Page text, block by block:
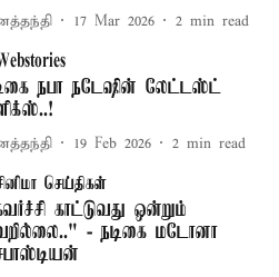
17 Mar 2026 2 min read
நபா நடேஷின் லேட்டஸ்ட்
19 Feb 2026 2 min read
செய்திகள்
காட்டுவது ஒன்றும்
- நடிகை மடோனா